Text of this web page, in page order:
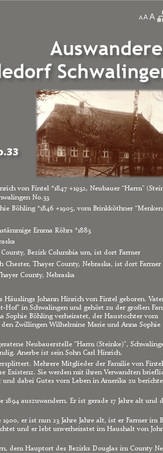
von Fintel *1847 +1932, Neubauer “Harm”
No.33
Böhling *1846 +1905, vom Brinkköthner
Emma Röhrs *1883
County, Bezirk Columbia um, ist dort Farmer
Chester, Thayer County, Nebraska, ist dort Farmer
County, Nebraska
Johann Hinrich von Fintel geboren.
in Schwalingen und gehört zu der großen
Sophie Böhling verheiratet, der Haustochter vom
Zwillingen Wilhelmine Marie und Anna Sophie
Neubauerstelle "Harm (Steinke)",
Anerbe ist sein Sohn Carl Hinrich.
Mehrere Mitglieder der Familie von Fintel
Existenz. Sie werden mit ihren Verwandten
dabei Gutes vom Leben in Amerika zu
auszuwandern. Er ist gerade 17 Jahre alt und
er ist nun 23 Jahre Jahre alt, ist er Farmer im
und er lebt unverheiratet im Haushalt von
dem Hauptort des Bezirks Douglas im County
A A A